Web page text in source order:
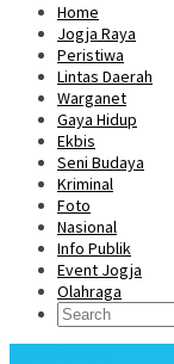
Home
Jogja Raya
Peristiwa
Lintas Daerah
Warganet
Gaya Hidup
Ekbis
Seni Budaya
Kriminal
Foto
Nasional
Info Publik
Event Jogja
Olahraga